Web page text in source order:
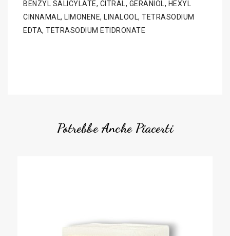
BENZYL SALICYLATE, CITRAL, GERANIOL, HEXYL
CINNAMAL, LIMONENE, LINALOOL, TETRASODIUM
EDTA, TETRASODIUM ETIDRONATE
Potrebbe Anche Piacerti